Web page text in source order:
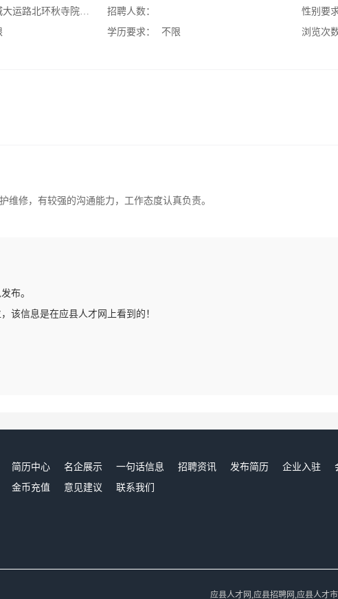
路北环秋寺院村南（原旧车
招聘人数：
学历要求：
不限
性别要求
浏览次数
维修，有较强的沟通能力，工作态度认真负责。
布。
该信息是在应县人才网上看到的！
简历中心 名企展示 一句话信息 招聘资讯 发布简历 企业入驻
金币充值 意见建议 联系我们
应县人才网,应县招聘网,应县人才